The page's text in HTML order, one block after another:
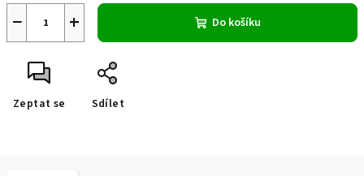
+
− Do košíku
Zeptat se Sdílet